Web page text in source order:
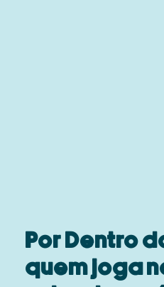
Por Dentro
quem joga